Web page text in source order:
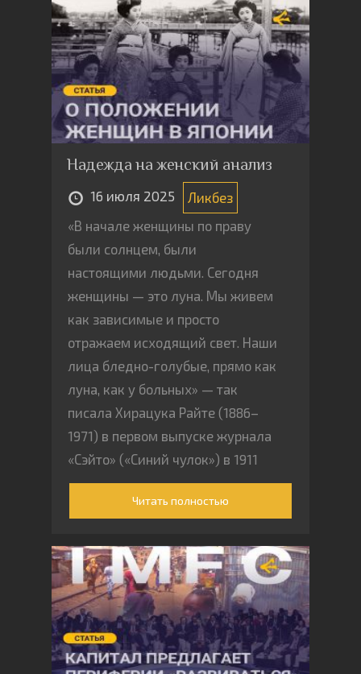
Надежда на женский анализ
16 июля 2025
Ликбез
«В начале женщины по праву
были солнцем, были
настоящими людьми. Сегодня
женщины — это луна. Мы живем
как зависимые и просто
отражаем исходящий свет. Наши
лица бледно-голубые, прямо как
луна, как у больных» — так
писала Хирацука Райте (1886–
1971) в первом выпуске журнала
«Сэйто» («Синий чулок») в 1911
году.
Читать полностью